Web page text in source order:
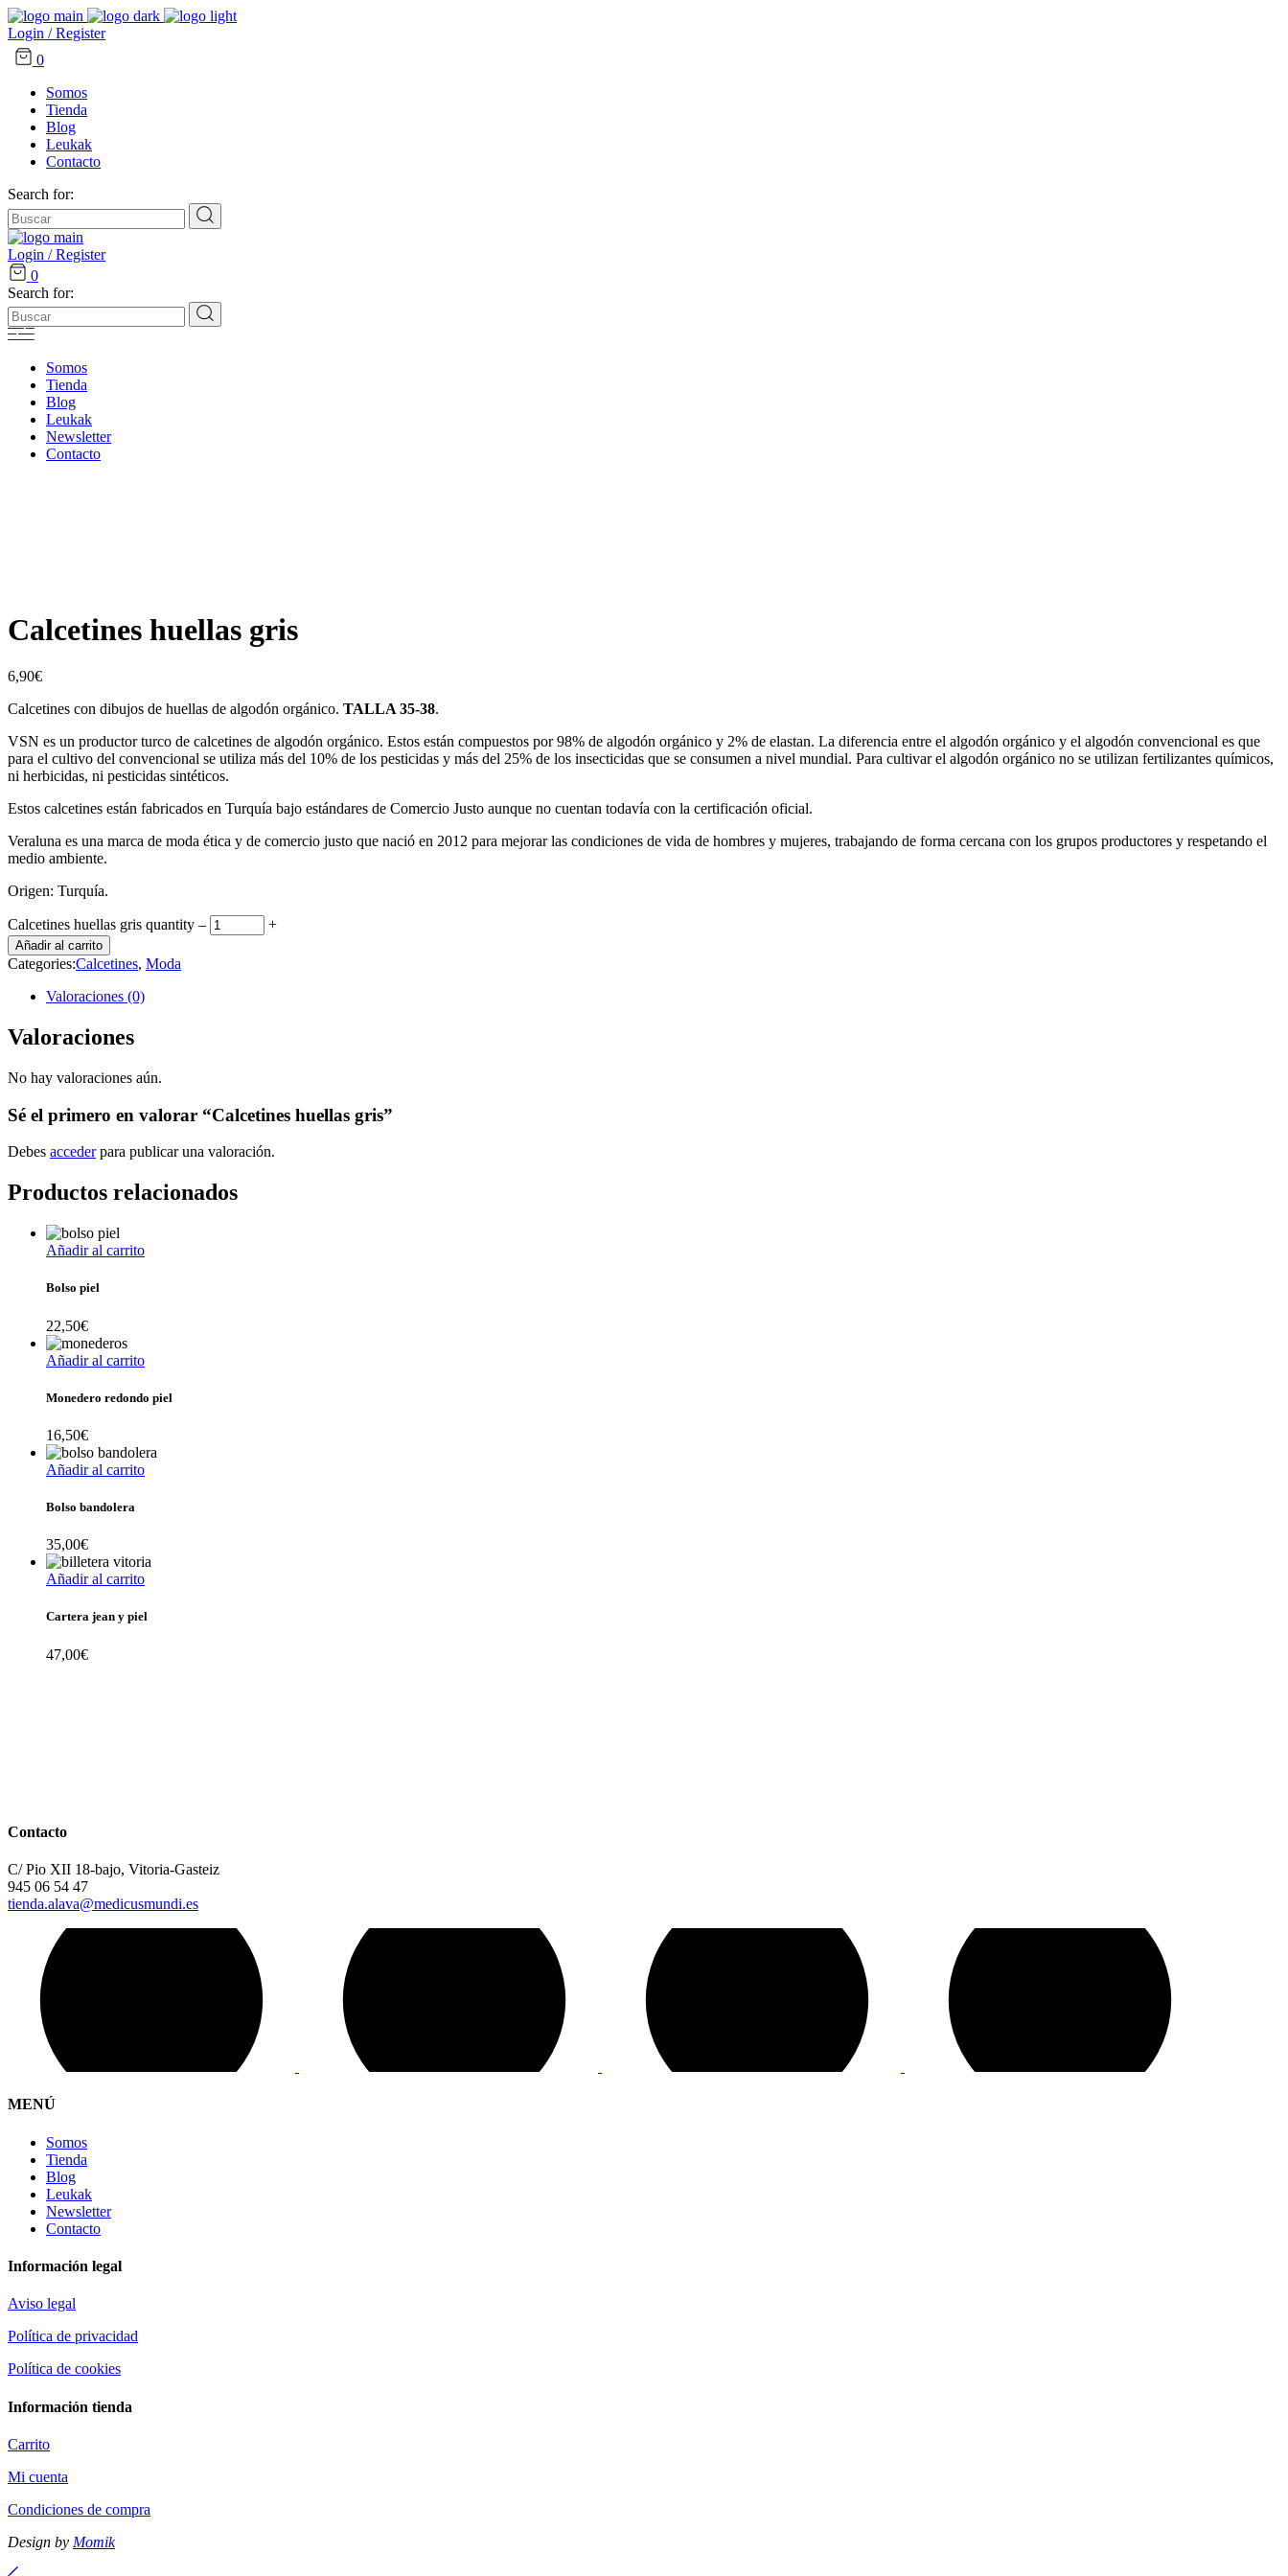
Login / Register
0
Somos
Tienda
Blog
Leukak
Contacto
Search for:
Login / Register
0
Search for:
Somos
Tienda
Blog
Leukak
Newsletter
Contacto
Calcetines huellas gris
6,90€
Calcetines con dibujos de huellas de algodón orgánico. TALLA 35-38.
VSN es un productor turco de calcetines de algodón orgánico. Estos están compuestos por 98% de algodón orgánico y 2% de elastan. La diferencia entre el algodón orgánico y el algodón convencional es que
para el cultivo del convencional se utiliza más del 10% de los pesticidas y más del 25% de los insecticidas que se consumen a nivel mundial. Para cultivar el algodón orgánico no se utilizan fertilizantes químicos,
ni herbicidas, ni pesticidas sintéticos.
Estos calcetines están fabricados en Turquía bajo estándares de Comercio Justo aunque no cuentan todavía con la certificación oficial.
Veraluna es una marca de moda ética y de comercio justo que nació en 2012 para mejorar las condiciones de vida de hombres y mujeres, trabajando de forma cercana con los grupos productores y respetando el
medio ambiente.
Origen: Turquía.
Calcetines huellas gris quantity ‒ +
Añadir al carrito
Categories:Calcetines, Moda
Valoraciones (0)
Valoraciones
No hay valoraciones aún.
Sé el primero en valorar “Calcetines huellas gris”
Debes accederpara publicar una valoración.
Productos relacionados
Añadir al carrito
Bolso piel
22,50€
Añadir al carrito
Monedero redondo piel
16,50€
Añadir al carrito
Bolso bandolera
35,00€
Añadir al carrito
Cartera jean y piel
47,00€
Contacto
C/ Pio XII 18-bajo, Vitoria-Gasteiz
945 06 54 47
tienda.alava@medicusmundi.es
MENÚ
Somos
Tienda
Blog
Leukak
Newsletter
Contacto
Información legal
Aviso legal
Política de privacidad
Política de cookies
Información tienda
Carrito
Mi cuenta
Condiciones de compra
Design by Momik